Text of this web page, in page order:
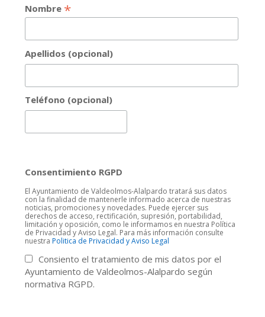
Nombre *
Apellidos (opcional)
Teléfono (opcional)
Consentimiento RGPD
El Ayuntamiento de Valdeolmos-Alalpardo tratará sus datos
con la finalidad de mantenerle informado acerca de nuestras
noticias, promociones y novedades. Puede ejercer sus
derechos de acceso, rectificación, supresión, portabilidad,
limitación y oposición, como le informamos en nuestra Política
de Privacidad y Aviso Legal. Para más información consulte
nuestra Politica de Privacidad y Aviso Legal
Consiento el tratamiento de mis datos por el
Ayuntamiento de Valdeolmos-Alalpardo según
normativa RGPD.